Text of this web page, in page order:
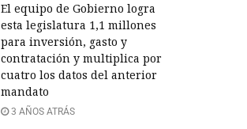
El equipo de Gobierno logra
esta legislatura 1,1 millones
para inversión, gasto y
contratación y multiplica por
cuatro los datos del anterior
mandato
3 AÑOS ATRÁS